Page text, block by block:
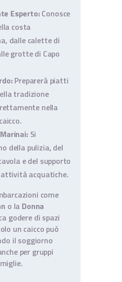
Esperto: Conosce
costa
dalle calette di
grotte di Capo
Preparerà piatti
tradizione
nella
Si
della pulizia, del
e del supporto
acquatiche.
come
o la Donna
godere di spazi
un caicco può
il soggiorno
per gruppi